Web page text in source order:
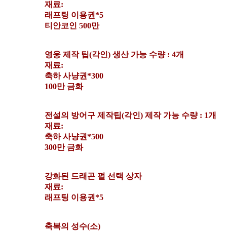
재료:
래프팅 이용권*5
티안코인 500만
영웅 제작 팁(각인) 생산 가능 수량 : 4개
재료:
축하 사냥권*300
100만 금화
전설의 방어구 제작팁(각인) 제작 가능 수량 : 1개
재료:
축하 사냥권*500
300만 금화
강화된 드래곤 펄 선택 상자
재료:
래프팅 이용권*5
축복의 성수(소)